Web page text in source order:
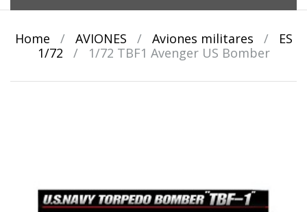
Home / AVIONES / Aviones militares /
ES
1/72
/ 1/72 TBF1 Avenger US Bomber